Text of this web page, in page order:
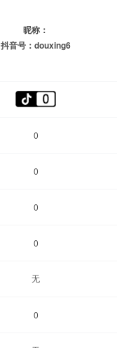
昵称：
抖音号：douxing6
0
0
0
0
无
0